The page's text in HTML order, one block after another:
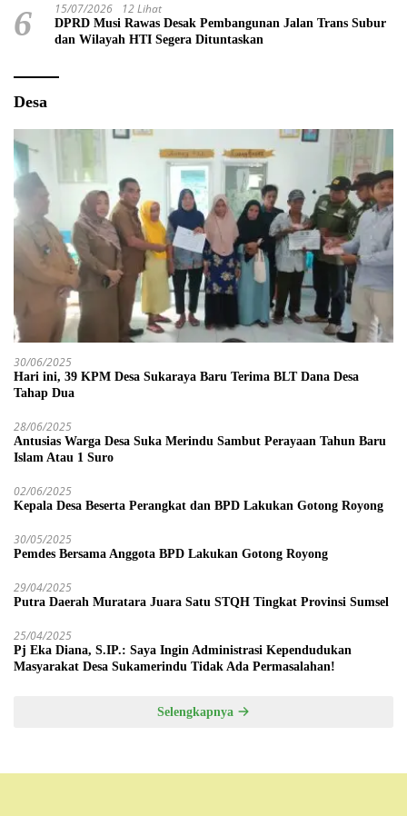
6 15/07/2026 12 Lihat
DPRD Musi Rawas Desak Pembangunan Jalan Trans Subur
dan Wilayah HTI Segera Dituntaskan
Desa
30/06/2025
Hari ini, 39 KPM Desa Sukaraya Baru Terima BLT Dana Desa
Tahap Dua
28/06/2025
Antusias Warga Desa Suka Merindu Sambut Perayaan Tahun Baru
Islam Atau 1 Suro
02/06/2025
Kepala Desa Beserta Perangkat dan BPD Lakukan Gotong Royong
30/05/2025
Pemdes Bersama Anggota BPD Lakukan Gotong Royong
29/04/2025
Putra Daerah Muratara Juara Satu STQH Tingkat Provinsi Sumsel
25/04/2025
Pj Eka Diana, S.IP.: Saya Ingin Administrasi Kependudukan
Masyarakat Desa Sukamerindu Tidak Ada Permasalahan!
Selengkapnya